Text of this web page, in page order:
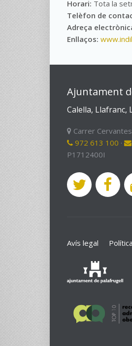
Horari: Tota la
Telèfon de
Adreça
Enllaços:
Ajuntament
Calella, Llafranc,
Carrer
972 613 100 ·
P1712400I
Avís legal